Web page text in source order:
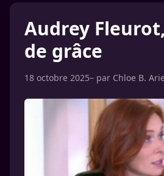
Audrey
de grâce
18 octobre 2025– par Chloe B.